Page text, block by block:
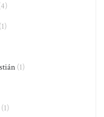
(1)
(1)